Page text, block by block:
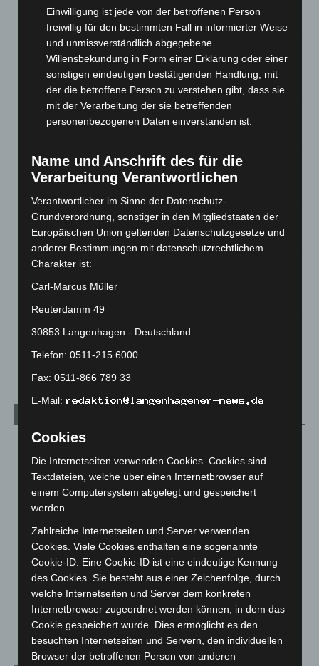
Roten Kreuz
5. August 2026
Mann läuft mit Hockeyschläger über A7 – Polizei sucht
5. August 2026
Celle: Mensch stirbt bei Bagger-Unfall auf Baustelle
Gasleitung bei McDonald’s-Umbau in Langenhagen
beschädigt
Anklage nach Abschaltung von „Archetyp Market“ erhoben
3. August 2026
Hannover: Polizei stoppt 166 Trunkenheitsfahrten bei
Großkontrolle
2. August 2026
Blaulicht
Corona-News
Hannover und Region
Langenhagen und Ortsteile
Leserbriefe
Menschen
Über uns
Veranstaltungen
Welt
1.269
Einwilligung ist jede von der betroffenen Person
freiwillig für den bestimmten Fall in informierter Weise
und unmissverständlich abgegebene
Willensbekundung in Form einer Erklärung oder einer
sonstigen eindeutigen bestätigenden Handlung, mit
der die betroffene Person zu verstehen gibt, dass sie
mit der Verarbeitung der sie betreffenden
personenbezogenen Daten einverstanden ist.
Name und Anschrift des für die
Verarbeitung Verantwortlichen
Verantwortlicher im Sinne der Datenschutz-
Grundverordnung, sonstiger in den Mitgliedstaaten der
Europäischen Union geltenden Datenschutzgesetze und
anderer Bestimmungen mit datenschutzrechtlichem
Charakter ist:
Carl-Marcus Müller
Reuterdamm 49
30853 Langenhagen - Deutschland
Telefon: 0511-215 6000
Fax: 0511-866 789 33
E-Mail:
Cookies
Die Internetseiten verwenden Cookies. Cookies sind
Textdateien, welche über einen Internetbrowser auf
einem Computersystem abgelegt und gespeichert
werden.
Zahlreiche Internetseiten und Server verwenden
Cookies. Viele Cookies enthalten eine sogenannte
Cookie-ID. Eine Cookie-ID ist eine eindeutige Kennung
des Cookies. Sie besteht aus einer Zeichenfolge, durch
welche Internetseiten und Server dem konkreten
Internetbrowser zugeordnet werden können, in dem das
Cookie gespeichert wurde. Dies ermöglicht es den
besuchten Internetseiten und Servern, den individuellen
Browser der betroffenen Person von anderen